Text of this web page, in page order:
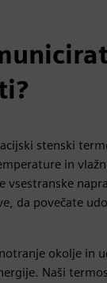
stenski
in
vsestranske
da povečate
okolje in
Naši